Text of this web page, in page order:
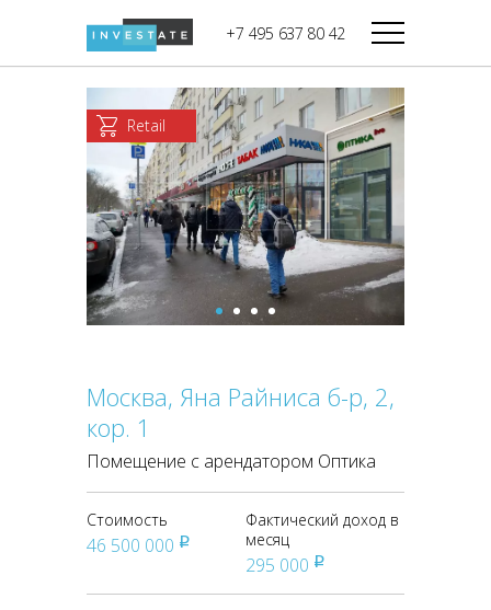
+7 495 637 80 42
Дикси
Верный
Мираторг
Магнолия
В башне
Башня Федерация-II
Запад
Башня Федерация-I
Восток
Город Столиц,
Северный блок
Город Столиц,
Южный блок
Retail
Москва, Яна Райниса б-р, 2,
кор. 1
Помещение с арендатором Оптика
Стоимость
46 500 000 pуб
Фактический доход в
месяц
295 000 pуб